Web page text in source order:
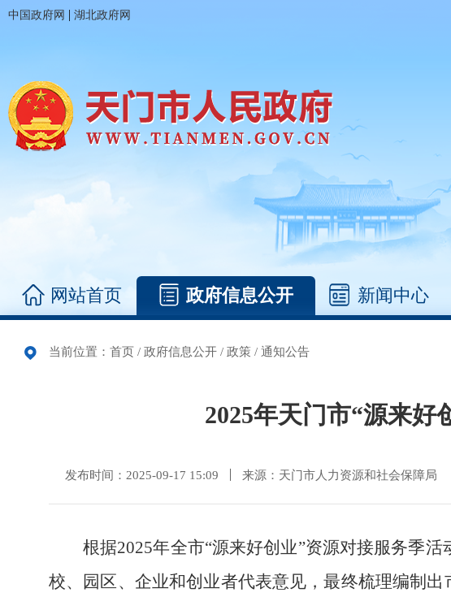
中国政府网 | 湖北政府网
网站首页 政府信息公开 新闻中心
当前位置： 首页 / 政府信息公开 / 政策 / 通知公告
2025年天门市“源来好
发布时间：2025-09-17 15:09 来源：天门市人力资源和社会保障局
根据2025年全市“源来好创业”资源对接服务季
校、园区、企业和创业者代表意见，最终梳理编制